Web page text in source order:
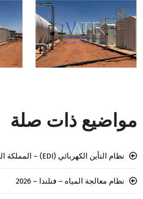
مواضيع ذات صلة
نظام التأين الكهربائي (EDI) – المملكة العربية السعودية – 2026
نظام معالجة المياه – فنلندا – 2026